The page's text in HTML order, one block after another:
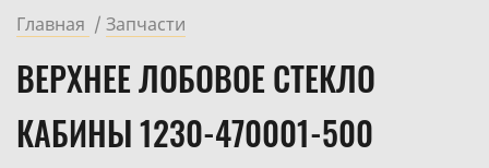
Главная Запчасти
ВЕРХНЕЕ ЛОБОВОЕ СТЕКЛО
КАБИНЫ 1230-470001-500